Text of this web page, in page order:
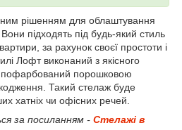
рішенням для облаштування
підходять під будь-який стиль
за рахунок своєї простоти і
Лофт виконаний з якісного
порошковою
Такий стелаж буде
хатніх чи офісних речей.
за посиланням - Стелажі в